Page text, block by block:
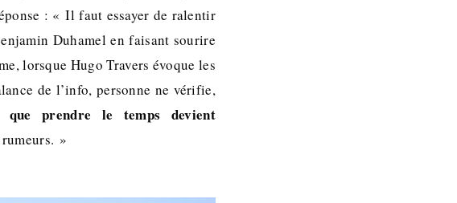
: « Il faut essayer de ralentir
Duhamel en faisant sourire
lorsque Hugo Travers évoque les
de l’info, personne ne vérifie,
que prendre le temps devient
»